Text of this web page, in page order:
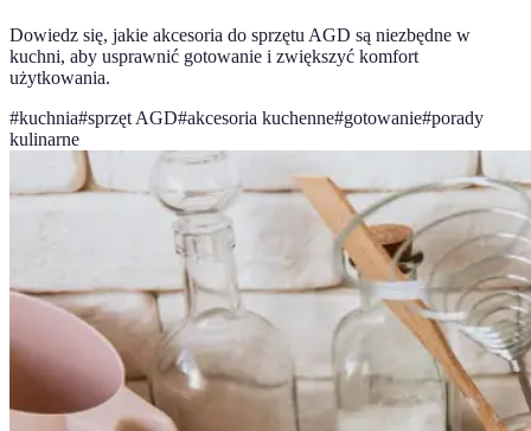
Dowiedz się, jakie akcesoria do sprzętu AGD są niezbędne w
kuchni, aby usprawnić gotowanie i zwiększyć komfort
użytkowania.
#kuchnia#sprzęt AGD#akcesoria kuchenne#gotowanie#porady
kulinarne